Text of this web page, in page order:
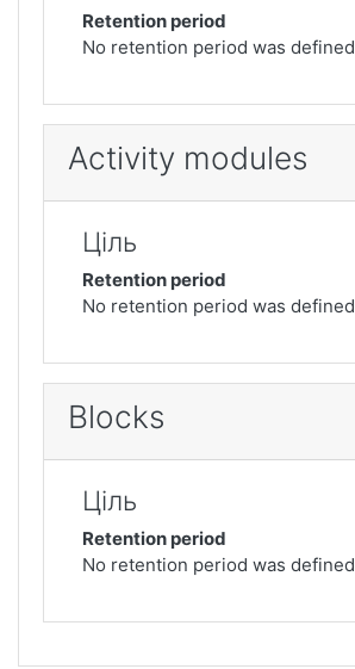
Retention period
No retention period was defined
Activity modules
Ціль
Retention period
No retention period was defined
Blocks
Ціль
Retention period
No retention period was defined